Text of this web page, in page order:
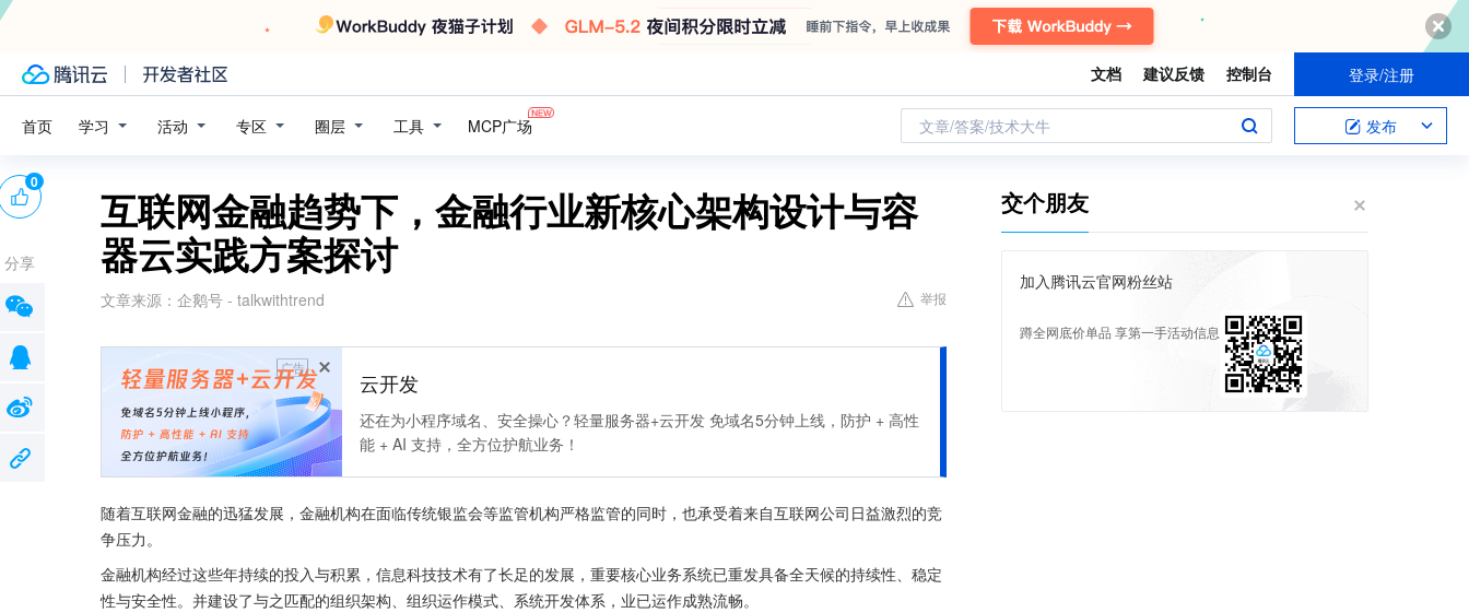
文档 建议反馈 控制台 登录/注册
首页 学习 活动 专区 圈层 工具 MCP广场 文章/答案/技术大牛 发布
互联网金融趋势下，金融行业新核心架构设计与容
器云实践方案探讨
文章来源： 企鹅号 - talkwithtrend 举报
广告
云开发
还在为小程序域名、安全操心？轻量服务器+云开发 免域名5分钟上线，防护 + 高性
能 + AI 支持，全方位护航业务！
随着互联网金融的迅猛发展，金融机构在面临传统银监会等监管机构严格监管的同时，也承受着来自互联网公司日益激烈的竞
争压力。
金融机构经过这些年持续的投入与积累，信息科技技术有了长足的发展，重要核心业务系统已重发具备全天候的持续性、稳定
性与安全性。并建设了与之匹配的组织架构、组织运作模式、系统开发体系，业已运作成熟流畅。
0
分享
交个朋友
加入腾讯云官网粉丝站
蹲全网底价单品 享第一手活动信息